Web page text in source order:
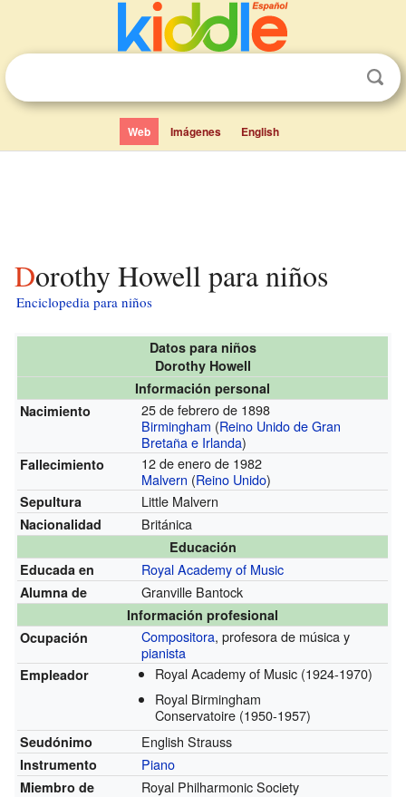
Web Imágenes English
Dorothy Howell para niños
Enciclopedia para niños
Datos para niños
Dorothy Howell
Información personal
Nacimiento
25 de febrero de 1898
Birmingham (Reino Unido de Gran
Bretaña e Irlanda)
Fallecimiento
12 de enero de 1982
Malvern (Reino Unido)
Sepultura Little Malvern
Nacionalidad Británica
Educación
Educada en
Royal Academy of Music
Alumna de Granville Bantock
Información profesional
Ocupación
Compositora, profesora de música y
pianista
Empleador Royal Academy of Music (1924-1970)
Royal Birmingham
Conservatoire (1950-1957)
Seudónimo English Strauss
Instrumento Piano
Miembro de Royal Philharmonic Society